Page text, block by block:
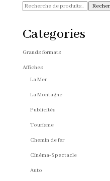
90,00€
Recherche
Categories
Grands formats
Affiches
La Mer
La Montagne
Publicités
Tourisme
Chemin de fer
Cinéma-Spectacle
Auto